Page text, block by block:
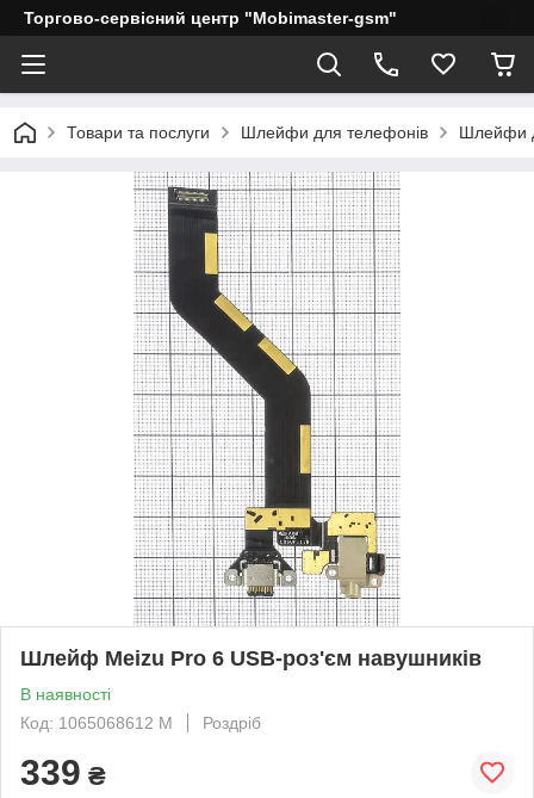
Торгово-сервісний центр "Mobimaster-gsm"
Товари та послуги Шлейфи для телефонів Шлейфи
Шлейф Meizu Pro 6 USB-роз'єм навушників
В наявності
Код: 1065068612 M
Роздріб
339 ₴